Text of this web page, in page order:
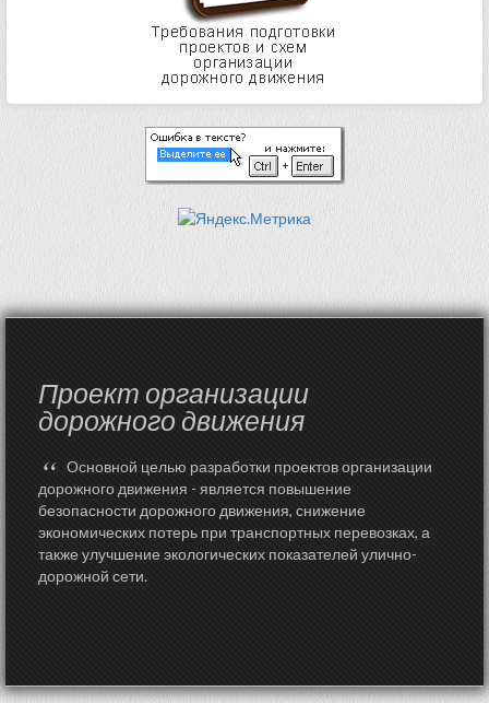
Проект организации
дорожного движения
“ Основной целью разработки проектов организации
дорожного движения - является повышение
безопасности дорожного движения, снижение
экономических потерь при транспортных перевозках, а
также улучшение экологических показателей улично-
дорожной сети.